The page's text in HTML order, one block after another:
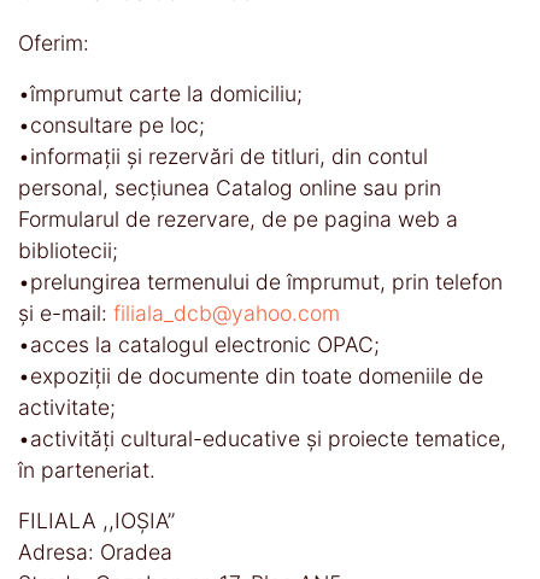
Oferim:
•împrumut carte la domiciliu;
•consultare pe loc;
•informaţii și rezervări de titluri, din contul
personal, secţiunea Catalog online sau prin
Formularul de rezervare, de pe pagina web a
bibliotecii;
•prelungirea termenului de împrumut, prin telefon
și e-mail: filiala_dcb@yahoo.com
•acces la catalogul electronic OPAC;
•expoziţii de documente din toate domeniile de
activitate;
•activităţi cultural-educative şi proiecte tematice,
în parteneriat.
FILIALA ,,IOȘIA’’
Adresa: Oradea